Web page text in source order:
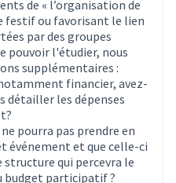
de « l’organisation de
festif ou favorisant le lien
par des groupes
pouvoir l'étudier, nous
supplémentaires :
financier, avez-
détailler les dépenses
pourra pas prendre en
événement et que celle-ci
qui percevra le
budget participatif ?